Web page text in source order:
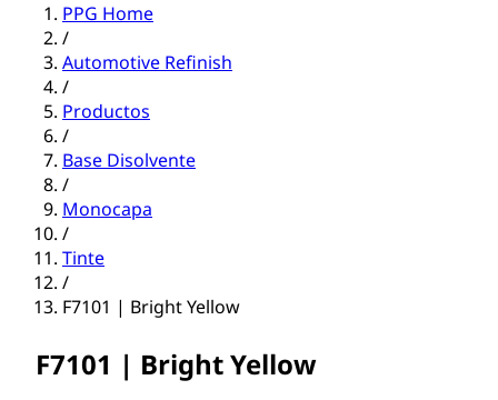
PPG Home
/
Automotive Refinish
/
Productos
/
Base Disolvente
/
Monocapa
/
Tinte
/
F7101 | Bright Yellow
F7101 | Bright Yellow